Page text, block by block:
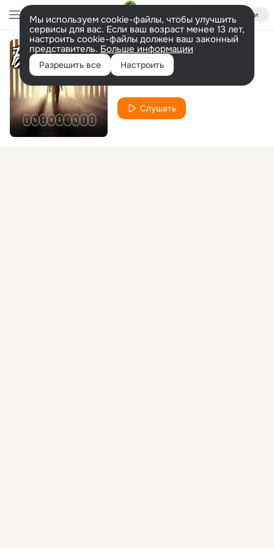
Войти
Мы используем cookie-файлы, чтобы улучшить
сервисы для вас. Если ваш возраст менее 13 лет,
настроить cookie-файлы должен ваш законный
представитель. Больше информации
Разрешить все Настроить
I Cry
Слушать